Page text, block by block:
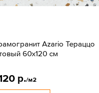
Azario Тераццо
60x120 см
р./м2